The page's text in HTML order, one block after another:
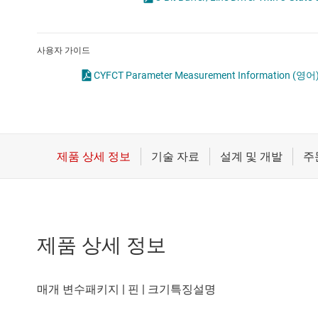
마이크로컨트롤러(MCU) 및 프로세서
전압 변환기 및
사용자 가이드
CYFCT Parameter Measurement Information (영어)
제품 상세 정보